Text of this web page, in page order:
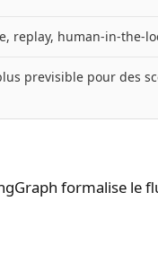
replay, human-in-the-
previsible pour des
formalise le